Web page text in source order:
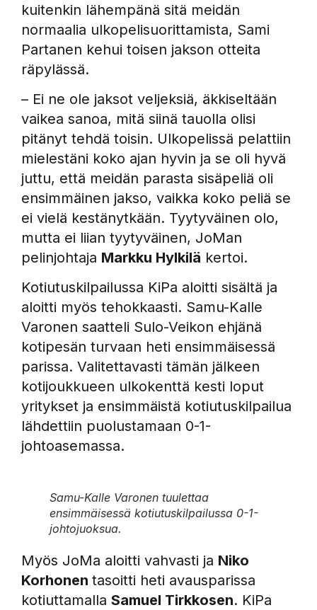
kuitenkin lähempänä sitä meidän
normaalia ulkopelisuorittamista, Sami
Partanen kehui toisen jakson otteita
räpylässä.
– Ei ne ole jaksot veljeksiä, äkkiseltään
vaikea sanoa, mitä siinä tauolla olisi
pitänyt tehdä toisin. Ulkopelissä pelattiin
mielestäni koko ajan hyvin ja se oli hyvä
juttu, että meidän parasta sisäpeliä oli
ensimmäinen jakso, vaikka koko peliä se
ei vielä kestänytkään. Tyytyväinen olo,
mutta ei liian tyytyväinen, JoMan
pelinjohtaja Markku Hylkilä kertoi.
Kotiutuskilpailussa KiPa aloitti sisältä ja
aloitti myös tehokkaasti. Samu-Kalle
Varonen saatteli Sulo-Veikon ehjänä
kotipesän turvaan heti ensimmäisessä
parissa. Valitettavasti tämän jälkeen
kotijoukkueen ulkokenttä kesti loput
yritykset ja ensimmäistä kotiutuskilpailua
lähdettiin puolustamaan 0-1-
johtoasemassa.
Samu-Kalle Varonen tuulettaa
ensimmäisessä kotiutuskilpailussa 0-1-
johtojuoksua.
Myös JoMa aloitti vahvasti ja Niko
Korhonen tasoitti heti avausparissa
kotiuttamalla Samuel Tirkkosen. KiPa